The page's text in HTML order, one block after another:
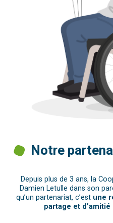
Notre
Depuis plus de 3 ans, la
Damien Letulle dans son
qu’un partenariat, c’est une
partage et